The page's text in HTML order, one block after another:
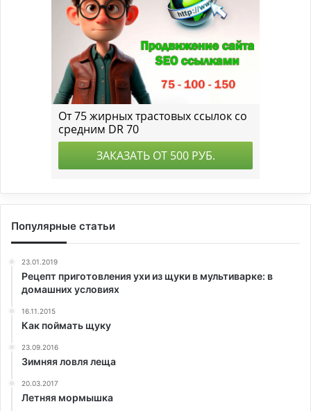
Популярные статьи
23.01.2019
Рецепт приготовления ухи из щуки в мультиварке: в
домашних условиях
16.11.2015
Как поймать щуку
23.09.2016
Зимняя ловля леща
20.03.2017
Летняя мормышка